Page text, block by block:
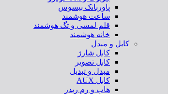
پاوربانک بیسوس
ساعت هوشمند
قلم لمسی و تگ هوشمند
خانه هوشمند
کابل و مبدل
کابل شارژ
کابل تصویر
مبدل و تبدیل
کابل AUX
هاب و رم ریدر